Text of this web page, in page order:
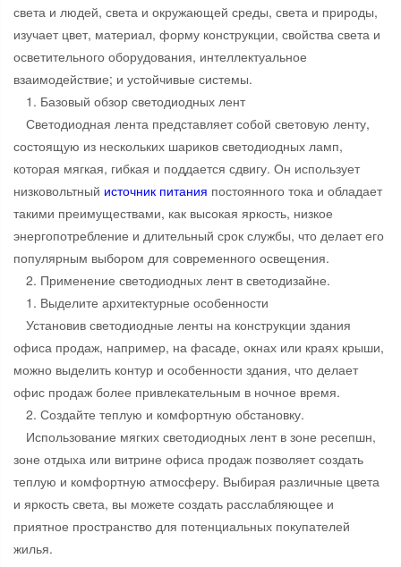
света и людей, света и окружающей среды, света и природы,
изучает цвет, материал, форму конструкции, свойства света и
осветительного оборудования, интеллектуальное
взаимодействие; и устойчивые системы.
1. Базовый обзор светодиодных лент
Светодиодная лента представляет собой световую ленту,
состоящую из нескольких шариков светодиодных ламп,
которая мягкая, гибкая и поддается сдвигу. Он использует
низковольтный источник питания постоянного тока и обладает
такими преимуществами, как высокая яркость, низкое
энергопотребление и длительный срок службы, что делает его
популярным выбором для современного освещения.
2. Применение светодиодных лент в светодизайне.
1. Выделите архитектурные особенности
Установив светодиодные ленты на конструкции здания
офиса продаж, например, на фасаде, окнах или краях крыши,
можно выделить контур и особенности здания, что делает
офис продаж более привлекательным в ночное время.
2. Создайте теплую и комфортную обстановку.
Использование мягких светодиодных лент в зоне ресепшн,
зоне отдыха или витрине офиса продаж позволяет создать
теплую и комфортную атмосферу. Выбирая различные цвета
и яркость света, вы можете создать расслабляющее и
приятное пространство для потенциальных покупателей
жилья.